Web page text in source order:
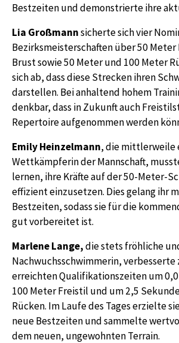
Bestzeiten und demonstrierte ihre
Lia Großmannsicherte sich vier
Bezirksmeisterschaften über 50
Brust sowie 50 Meter und 100 Meter
sich ab, dass diese Strecken ihren
darstellen. Bei anhaltend hohem
denkbar, dass in Zukunft auch
Repertoire aufgenommen werden
Emily Heinzelmann, die mittlerweile
Wettkämpferin der Mannschaft,
lernen, ihre Kräfte auf der 50-Meter-
effizient einzusetzen. Dies gelang ihr
Bestzeiten, sodass sie für die
gut vorbereitet ist.
Marlene Lange,die stets fröhliche
Nachwuchsschwimmerin,
erreichten Qualifikationszeiten um
100 Meter Freistil und um 2,5
Rücken. Im Laufe des Tages erzielte
neue Bestzeiten und sammelte
dem neuen, ungewohnten Terrain.